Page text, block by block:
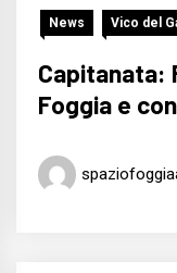
News Vico del
Capitanata:
Foggia e